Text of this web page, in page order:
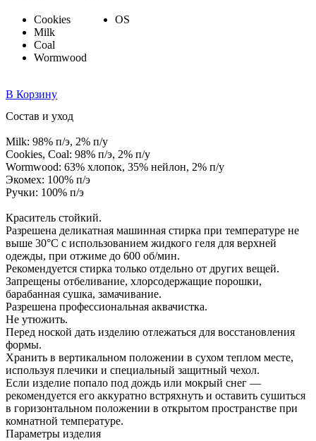
Cookies
Milk
Coal
Wormwood
OS
В Корзину
Состав и уход
Milk: 98% п/э, 2% п/у
Cookies, Coal: 98% п/э, 2% п/у
Wormwood: 63% хлопок, 35% нейлон, 2% п/у
Экомех: 100% п/э
Ручки: 100% п/э
Краситель стойкий.
Разрешена деликатная машинная стирка при температуре не
выше 30°С с использованием жидкого геля для верхней
одежды, при отжиме до 600 об/мин.
Рекомендуется стирка только отдельно от других вещей.
Запрещены отбеливание, хлорсодержащие порошки,
барабанная сушка, замачивание.
Разрешена профессиональная аквачистка.
Не утюжить.
Перед ноской дать изделию отлежаться для восстановления
формы.
Хранить в вертикальном положении в сухом теплом месте,
используя плечики и специальный защитный чехол.
Если изделие попало под дождь или мокрый снег —
рекомендуется его аккуратно встряхнуть и оставить сушиться
в горизонтальном положении в открытом пространстве при
комнатной температуре.
Параметры изделия